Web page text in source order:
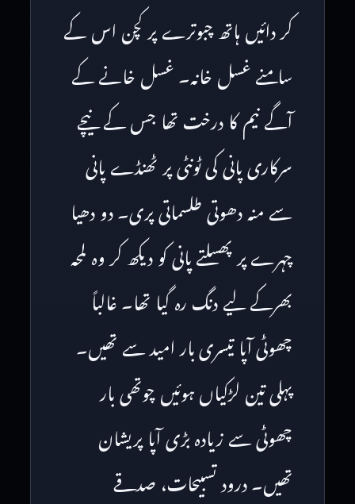
کر دائیں ہاتھ چبوترے پر کچن اس کے
سامنے غسل خانہ۔ غسل خانے کے
آگے نیم کا درخت تھا جس کے نیچے
سرکاری پانی کی ٹونٹی پر ٹھنڈے پانی
سے منہ دھوتی طلسماتی پری۔ دو دھیا
چہرے پر پھسلتے پانی کو دیکھ کر وہ لمحہ
بھرکے لیے دنگ رہ گیا تھا۔ غالباً
چھوٹی آپا تیسری بار امید سے تھیں۔
پہلی تین لڑکیاں ہوئیں چوتھی بار
چھوٹی سے زیادہ بڑی آپا پریشان
تھیں۔ درود تسبیحات، صدقے